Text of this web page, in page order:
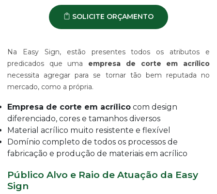
IMPRESSÃO
SINALIZAÇÃO
CONTATO
TRABALHE
CONOSCO
SOLICITE ORÇAMENTO
Na Easy Sign, estão presentes todos os atributos e
predicados que uma empresa de corte em acrílico
necessita agregar para se tornar tão bem reputada no
mercado, como a própria.
Empresa de corte em acrílico com design
diferenciado, cores e tamanhos diversos
Material acrílico muito resistente e flexível
Domínio completo de todos os processos de
fabricação e produção de materiais em acrílico
Público Alvo e Raio de Atuação da Easy
Sign